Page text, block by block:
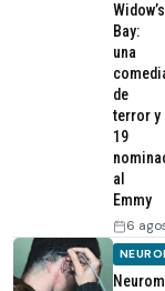
Widow’s
Bay:
una
de
terror y
19
al
Emmy
6